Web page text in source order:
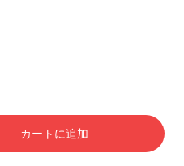
カートに追加